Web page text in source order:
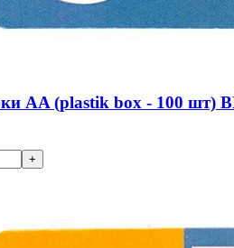
AA (plastik box - 100 шт)
+